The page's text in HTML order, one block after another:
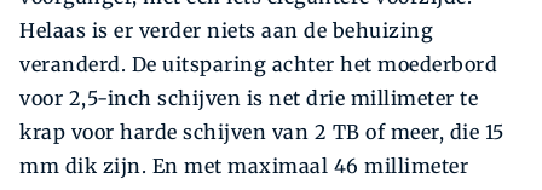
Helaas is er verder niets aan de behuizing
veranderd. De uitsparing achter het moederbord
voor 2,5-inch schijven is net drie millimeter te
krap voor harde schijven van 2 TB of meer, die 15
mm dik zijn. En met maximaal 46 millimeter